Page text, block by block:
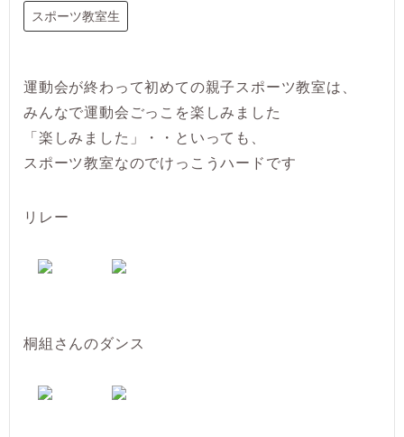
スポーツ教室生
運動会が終わって初めての親子スポーツ教室は、
みんなで運動会ごっこを楽しみました
「楽しみました」・・といっても、
スポーツ教室なのでけっこうハードです
リレー
桐組さんのダンス